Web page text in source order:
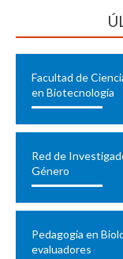
Facultad de
en Biotecnología
Red de
Género
Pedagogía en
evaluadores